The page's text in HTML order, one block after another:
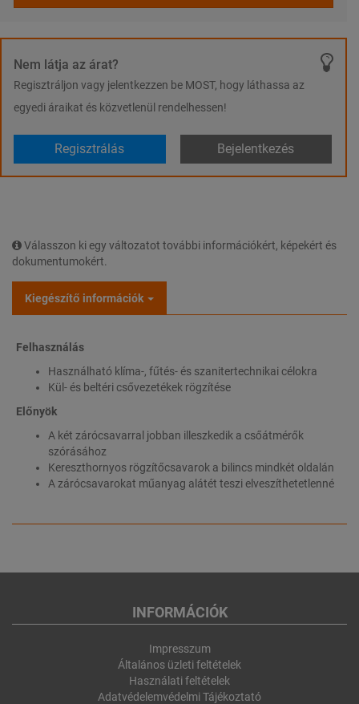
Nem látja az árat?
Regisztráljon vagy jelentkezzen be MOST, hogy láthassa az
egyedi áraikat és közvetlenül rendelhessen!
Regisztrálás Bejelentkezés
Válasszon ki egy változatot további információkért, képekért és
dokumentumokért.
Kiegészítő információk
Felhasználás
Használható klíma-, fűtés- és szanitertechnikai célokra
Kül- és beltéri csővezetékek rögzítése
Előnyök
A két zárócsavarral jobban illeszkedik a csőátmérők
szórásához
Kereszthornyos rögzítőcsavarok a bilincs mindkét oldalán
A zárócsavarokat műanyag alátét teszi elveszíthetetlenné
INFORMÁCIÓK
Impresszum
Általános üzleti feltételek
Használati feltételek
Adatvédelemvédelmi Tájékoztató